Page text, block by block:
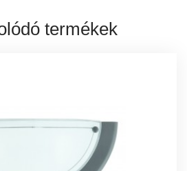
termékek